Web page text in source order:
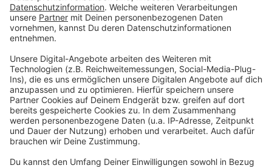
fühlen. Am besten gleich mal ausprobieren. Das Papier
der Banknoten besteht aus Baumwolle. Es fühlt sich
griffig und fest an. Mit Erfahrung und Praxis kann man
des Scheines fühlt Ihr Buchstaben, die reliefartig
hervorgehoben und leicht zu ertasten sind.
2. Seht Euch den oberen Bereich des
Hologrammstreifens auf den Noten ab 20 Euro an. Dort
gibt es ein durchsichtiges Fenster. Es zeigt ein Porträt
der Europa, einer Figur aus der griechischen
Mythologie.